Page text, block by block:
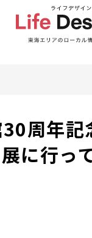
周年
に行っ